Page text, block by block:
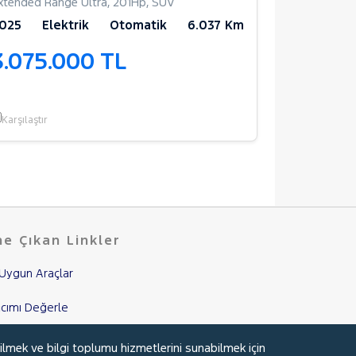
Elektrik Otomatik 6.037 Km
TL
Karşılaştır
Çıkan Linkler
Araçlar
Değerle
El Garantive bilgi toplumu hizmetlerini sunabilmek için